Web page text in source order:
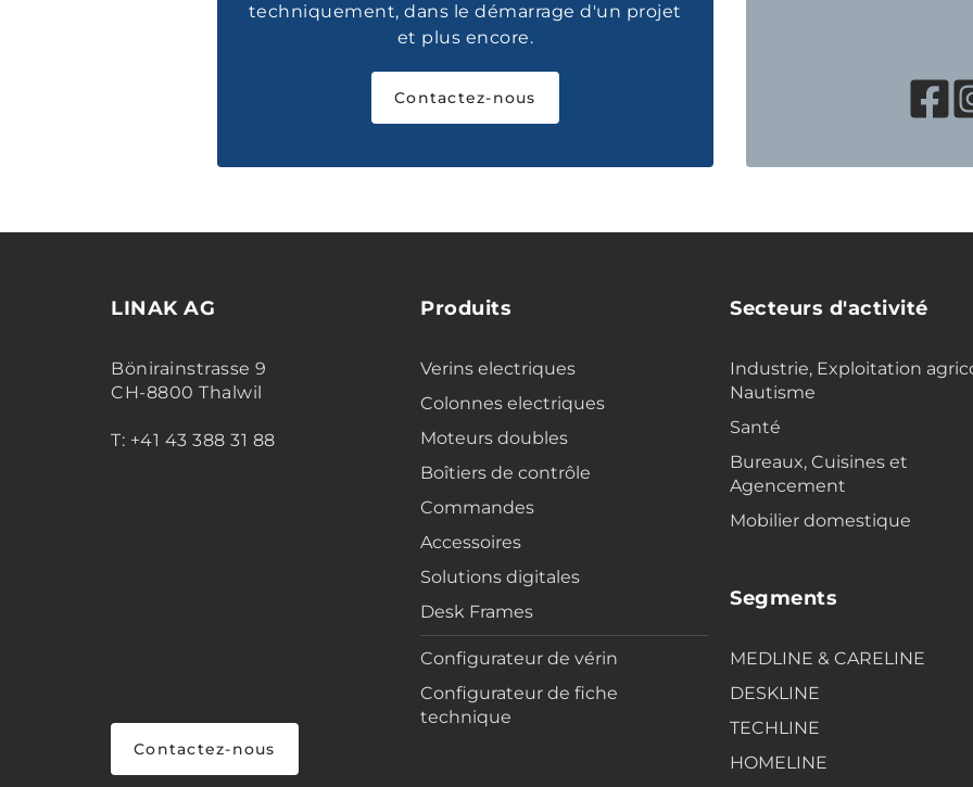
techniquement, dans le démarrage d'un projet
et plus encore.
Contactez-nous
LINAK AG
Bönirainstrasse 9
CH-8800 Thalwil
T: +41 43 388 31 88
Contactez-nous
Produits
Verins electriques
Colonnes electriques
Moteurs doubles
Boîtiers de contrôle
Commandes
Accessoires
Solutions digitales
Desk Frames
Configurateur de vérin
Configurateur de fiche
technique
Secteurs d'activité
Industrie, Exploitation
Nautisme
Santé
Bureaux, Cuisines et
Agencement
Mobilier domestique
Segments
MEDLINE & CARELINE
DESKLINE
TECHLINE
HOMELINE